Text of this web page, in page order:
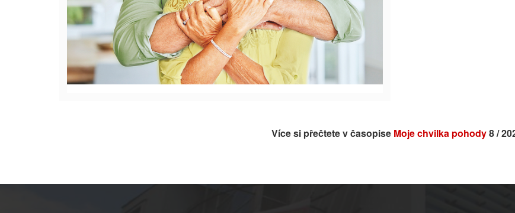
Více si přečtete v časopise Moje chvilka pohody8 /